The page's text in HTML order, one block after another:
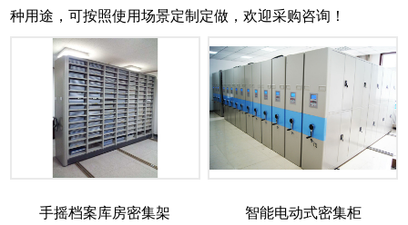
种用途，可按照使用场景定制定做，欢迎采购咨询！
手摇档案库房密集架 智能电动式密集柜